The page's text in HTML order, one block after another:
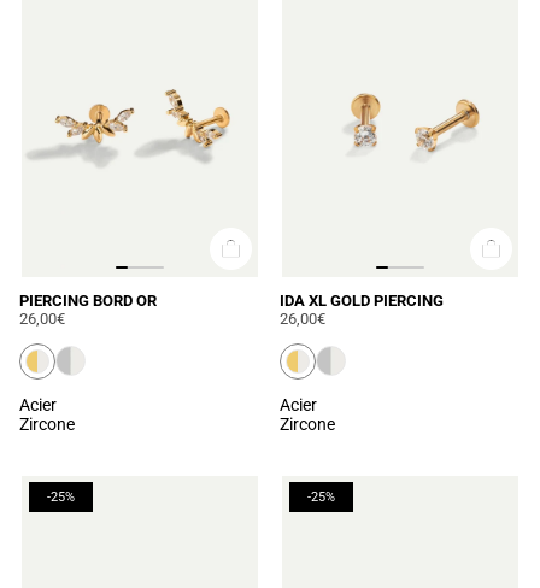
PIERCING BORD OR
26,00€
Acier
Zircone
IDA XL GOLD PIERCING
26,00€
Acier
Zircone
-25% -25%